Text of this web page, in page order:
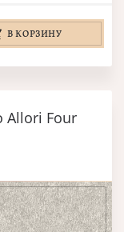
В КОРЗИНУ
Allori Four